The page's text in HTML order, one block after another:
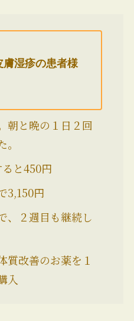
湿疹の患者様
朝と晩の１日２回
と450円
3,150円
、２週目も継続し
質改善のお薬を１
入